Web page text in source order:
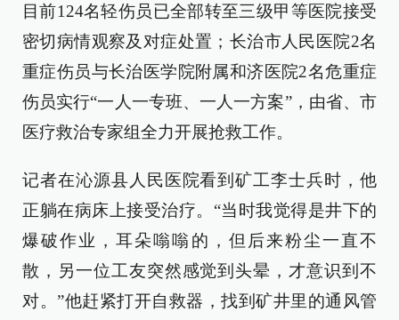
目前124名轻伤员已全部转至三级甲等医院接受
密切病情观察及对症处置；长治市人民医院2名
重症伤员与长治医学院附属和济医院2名危重症
伤员实行“一人一专班、一人一方案”，由省、市
医疗救治专家组全力开展抢救工作。
记者在沁源县人民医院看到矿工李士兵时，他
正躺在病床上接受治疗。“当时我觉得是井下的
爆破作业，耳朵嗡嗡的，但后来粉尘一直不
散，另一位工友突然感觉到头晕，才意识到不
对。”他赶紧打开自救器，找到矿井里的通风管